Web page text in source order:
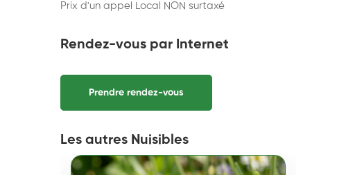
Prix d'un appel Local NON surtaxé
Rendez-vous par Internet
Prendre rendez-vous
Les autres Nuisibles